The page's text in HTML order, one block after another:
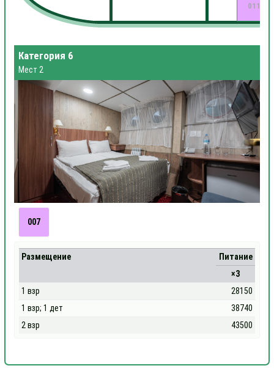
011
Категория 6
Мест 2
007
Размещение
Питание
×3
1 взр
28150
1 взр; 1 дет
38740
2 взр
43500